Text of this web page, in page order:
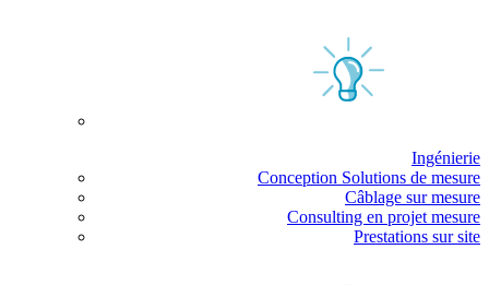
Ingénierie
Conception Solutions de mesure
Câblage sur mesure
Consulting en projet mesure
Prestations sur site